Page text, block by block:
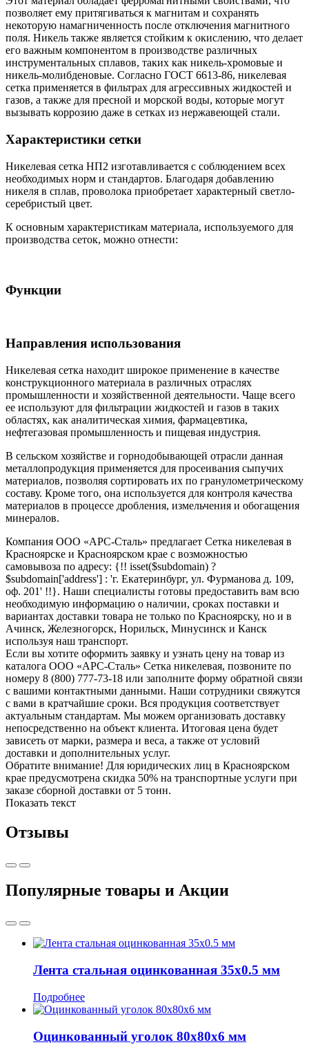
позволяет ему притягиваться к магнитам и сохранять
некоторую намагниченность после отключения магнитного
поля. Никель также является стойким к окислению, что делает
его важным компонентом в производстве различных
инструментальных сплавов, таких как никель-хромовые и
никель-молибденовые. Согласно ГОСТ 6613-86, никелевая
сетка применяется в фильтрах для агрессивных жидкостей и
газов, а также для пресной и морской воды, которые могут
вызывать коррозию даже в сетках из нержавеющей стали.
Характеристики сетки
Никелевая сетка НП2 изготавливается с соблюдением всех
необходимых норм и стандартов. Благодаря добавлению
никеля в сплав, проволока приобретает характерный светло-
серебристый цвет.
К основным характеристикам материала, используемого для
производства сеток, можно отнести:
Функции
Направления использования
Никелевая сетка находит широкое применение в качестве
конструкционного материала в различных отраслях
промышленности и хозяйственной деятельности. Чаще всего
ее используют для фильтрации жидкостей и газов в таких
областях, как аналитическая химия, фармацевтика,
нефтегазовая промышленность и пищевая индустрия.
В сельском хозяйстве и горнодобывающей отрасли данная
металлопродукция применяется для просеивания сыпучих
материалов, позволяя сортировать их по гранулометрическому
составу. Кроме того, она используется для контроля качества
материалов в процессе дробления, измельчения и обогащения
минералов.
Компания ООО «АРС-Сталь» предлагает Сетка никелевая в
Красноярске и Красноярском крае с возможностью
самовывоза по адресу: {!! isset($subdomain) ?
$subdomain['address'] : 'г. Екатеринбург, ул. Фурманова д. 109,
оф. 201' !!}. Наши специалисты готовы предоставить вам всю
необходимую информацию о наличии, сроках поставки и
вариантах доставки товара не только по Красноярску, но и в
Ачинск, Железногорск, Норильск, Минусинск и Канск
используя наш транспорт.
Если вы хотите оформить заявку и узнать цену на товар из
каталога ООО «АРС-Сталь» Сетка никелевая, позвоните по
номеру 8 (800) 777-73-18 или заполните форму обратной связи
с вашими контактными данными. Наши сотрудники свяжутся
с вами в кратчайшие сроки. Вся продукция соответствует
актуальным стандартам. Мы можем организовать доставку
непосредственно на объект клиента. Итоговая цена будет
зависеть от марки, размера и веса, а также от условий
доставки и дополнительных услуг.
Обратите внимание! Для юридических лиц в Красноярском
крае предусмотрена скидка 50% на транспортные услуги при
заказе сборной доставки от 5 тонн.
Показать текст
Отзывы
Популярные товары и Акции
Лента стальная оцинкованная 35x0.5 мм
Подробнее
Оцинкованный уголок 80x80x6 мм